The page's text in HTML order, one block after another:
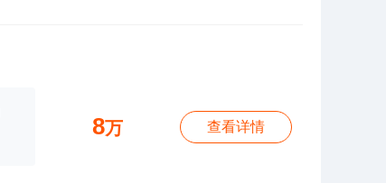
8万 查看详情